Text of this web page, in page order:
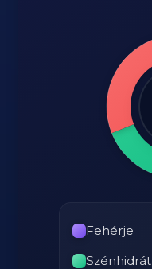
Fehérje
Szénhidrát